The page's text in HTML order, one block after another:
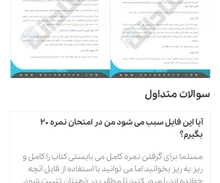
سوالات متداول
آیا این فایل سبب می شود من در امتحان نمره 20
بگیرم؟
مسلما برای گرفتن نمره کامل می بایستی کتاب را کامل و
ریز به ریز بخوانید اما می توانید با استفاده از فایل آنچه